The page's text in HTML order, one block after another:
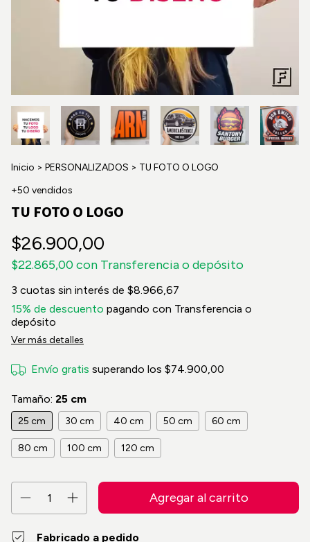
Inicio > PERSONALIZADOS > TU FOTO O LOGO
+50 vendidos
TU FOTO O LOGO
$26.900,00
$22.865,00 con Transferencia o depósito
3 cuotas sin interés de $8.966,67
15% de descuento pagando con Transferencia o
depósito
Ver más detalles
Envío gratis superando los$74.900,00
Tamaño: 25 cm
25 cm 30 cm 40 cm 50 cm 60 cm
80 cm 100 cm 120 cm
Fabricado a pedido